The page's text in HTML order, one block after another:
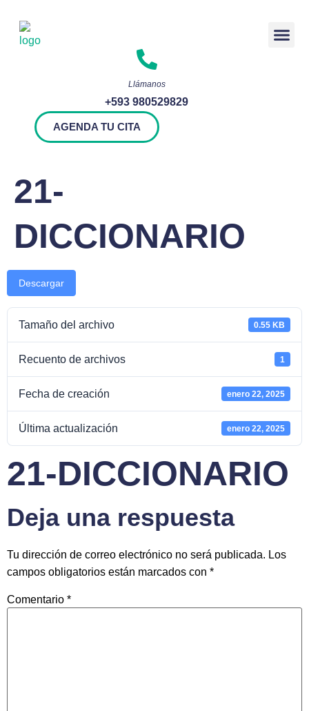
Llámanos
+593 980529829
AGENDA TU CITA
21-
DICCIONARIO
Descargar
Tamaño del archivo 0.55 KB
Recuento de archivos 1
Fecha de creación enero 22, 2025
Última actualización enero 22, 2025
21-DICCIONARIO
Deja una respuesta
Tu dirección de correo electrónico no será publicada. Los
campos obligatorios están marcados con *
Comentario *